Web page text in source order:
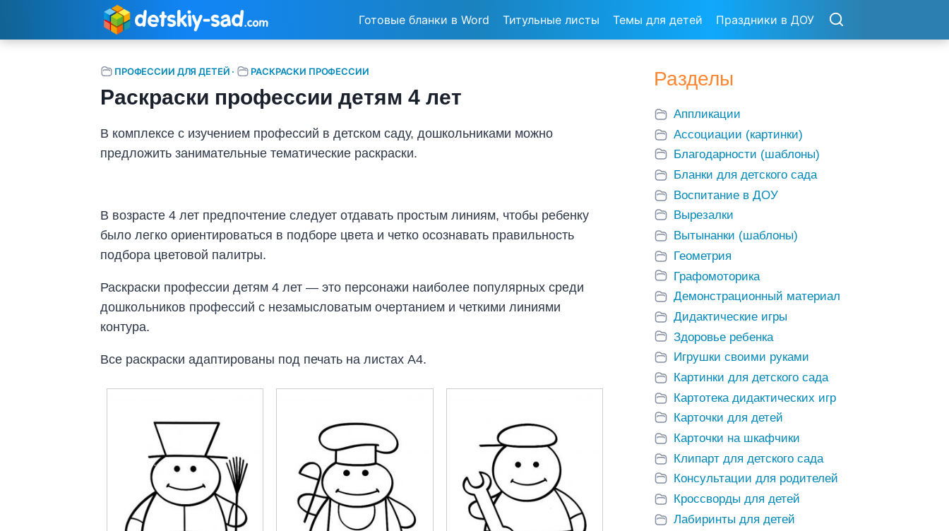
Готовые бланки в Word Титульные листы Темы для детей Праздники в ДОУ
ПРОФЕССИИ ДЛЯ ДЕТЕЙ · РАСКРАСКИ ПРОФЕССИИ
Раскраски профессии детям 4 лет
В комплексе с изучением профессий в детском саду, дошкольниками можно
предложить занимательные тематические раскраски.
В возрасте 4 лет предпочтение следует отдавать простым линиям, чтобы ребенку
было легко ориентироваться в подборе цвета и четко осознавать правильность
подбора цветовой палитры.
Раскраски профессии детям 4 лет — это персонажи наиболее популярных среди
дошкольников профессий с незамысловатым очертанием и четкими линиями
контура.
Все раскраски адаптированы под печать на листах А4.
Разделы
Аппликации
Ассоциации (картинки)
Благодарности (шаблоны)
Бланки для детского сада
Воспитание в ДОУ
Вырезалки
Вытынанки (шаблоны)
Геометрия
Графомоторика
Демонстрационный материал
Дидактические игры
Здоровье ребенка
Игрушки своими руками
Картинки для детского сада
Картотека дидактических игр
Карточки для детей
Карточки на шкафчики
Клипарт для детского сада
Консультации для родителей
Кроссворды для детей
Лабиринты для детей